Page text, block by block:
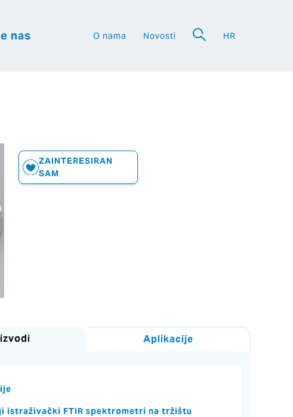
nas O nama Novosti HR
ZAINTERESIRAN
SAM
Aplikacije
istraživački FTIR spektrometri na tržištu